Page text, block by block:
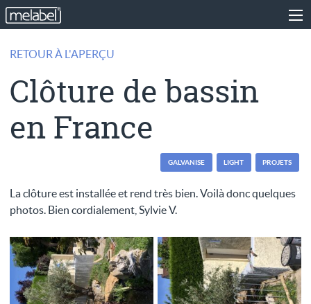
RETOUR À L'APERÇU
Clôture de bassin
en France
GALVANISE LIGHT PROJETS
La clôture est installée et rend très bien. Voilà donc quelques
photos. Bien cordialement, Sylvie V.